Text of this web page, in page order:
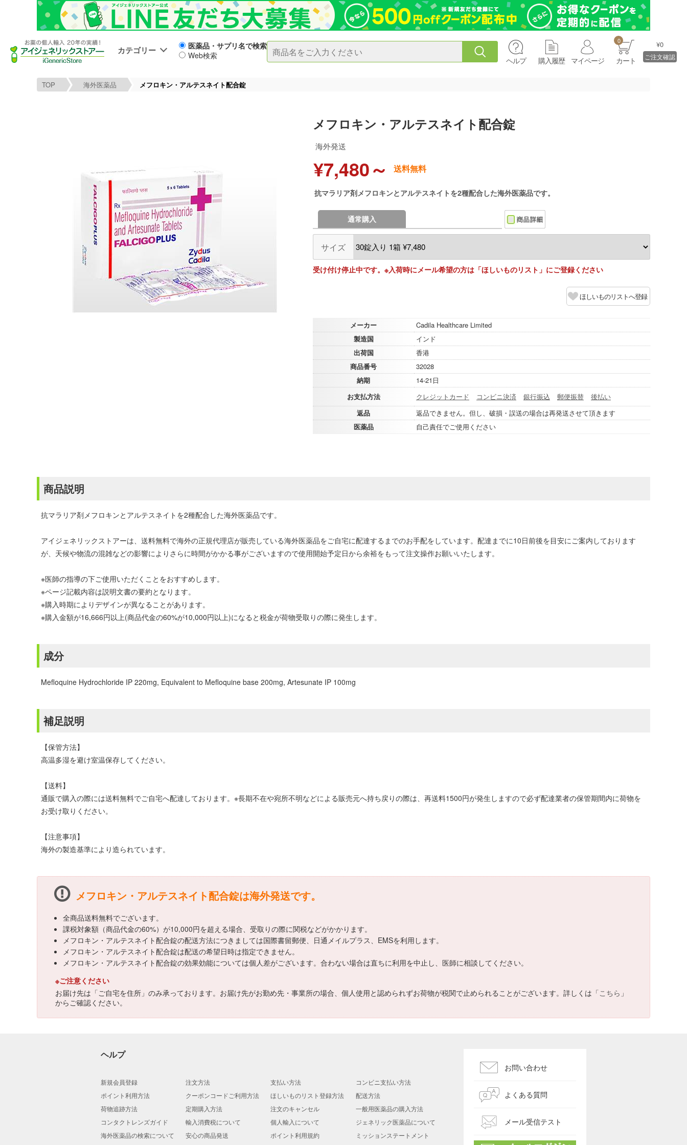
カテゴリー
医薬品・サプリ名で検索
Web検索
ヘルプ 購入履歴 マイページ
0
カート
¥0
ご注文確認
TOP 海外医薬品 メフロキン・アルテスネイト配合錠
メフロキン・アルテスネイト配合錠
海外発送
¥7,480～ 送料無料
抗マラリア剤メフロキンとアルテスネイトを2種配合した海外医薬品です。
通常購入
サイズ
受け付け停止中です。※入荷時にメール希望の方は「ほしいものリスト」にご登録ください
ほしいものリストへ登録
メーカー
Cadila Healthcare Limited
製造国
インド
出荷国
香港
商品番号
32028
納期
14-21日
お支払方法
クレジットカード コンビニ決済 銀行振込 郵便振替
後払い
返品
返品できません。但し、破損・誤送の場合は再発送させて頂きます
医薬品
自己責任でご使用ください
商品説明
抗マラリア剤メフロキンとアルテスネイトを2種配合した海外医薬品です。
アイジェネリックストアーは、送料無料で海外の正規代理店が販売している海外医薬品をご自宅に配達するまでのお手配をしています。配達までに10日前後を目安にご案内しております
が、天候や物流の混雑などの影響によりさらに時間がかかる事がございますので使用開始予定日から余裕をもって注文操作お願いいたします。
※医師の指導の下ご使用いただくことをおすすめします。
※ページ記載内容は説明文書の要約となります。
※購入時期によりデザインが異なることがあります。
※購入金額が16,666円以上(商品代金の60%が10,000円以上)になると税金が荷物受取りの際に発生します。
成分
Mefloquine Hydrochloride IP 220mg, Equivalent to Mefloquine base 200mg, Artesunate IP 100mg
補足説明
【保管方法】
高温多湿を避け室温保存してください。
【送料】
通販で購入の際には送料無料でご自宅へ配達しております。※長期不在や宛所不明などによる販売元へ持ち戻りの際は、再送料1500円が発生しますので必ず配達業者の保管期間内に荷物を
お受け取りください。
【注意事項】
海外の製造基準により造られています。
メフロキン・アルテスネイト配合錠は海外発送です。
全商品送料無料でございます。
課税対象額（商品代金の60%）が10,000円を超える場合、受取りの際に関税などがかかります。
メフロキン・アルテスネイト配合錠の配送方法につきましては国際書留郵便、日通メイルプラス、EMSを利用します。
メフロキン・アルテスネイト配合錠は配送の希望日時は指定できません。
メフロキン・アルテスネイト配合錠の効果効能については個人差がございます。合わない場合は直ちに利用を中止し、医師に相談してください。
※ご注意ください
お届け先は「ご自宅を住所」のみ承っております。お届け先がお勤め先・事業所の場合、個人使用と認められずお荷物が税関で止められることがございます。詳しくは「こちら 」
からご確認ください。
ヘルプ
新規会員登録 注文方法 支払い方法
コンビニ支払い方法
ポイント利用方法
クーポンコードご利用方法 ほしいものリスト登録方法
配送方法
荷物追跡方法
定期購入方法 注文のキャンセル
一般用医薬品の購入方法
コンタクトレンズガイド
輸入消費税について 個人輸入について
ジェネリック医薬品について
海外医薬品の検索について
安心の商品発送 ポイント利用規約
ミッションステートメント
お問い合わせ
よくある質問
メール受信テスト